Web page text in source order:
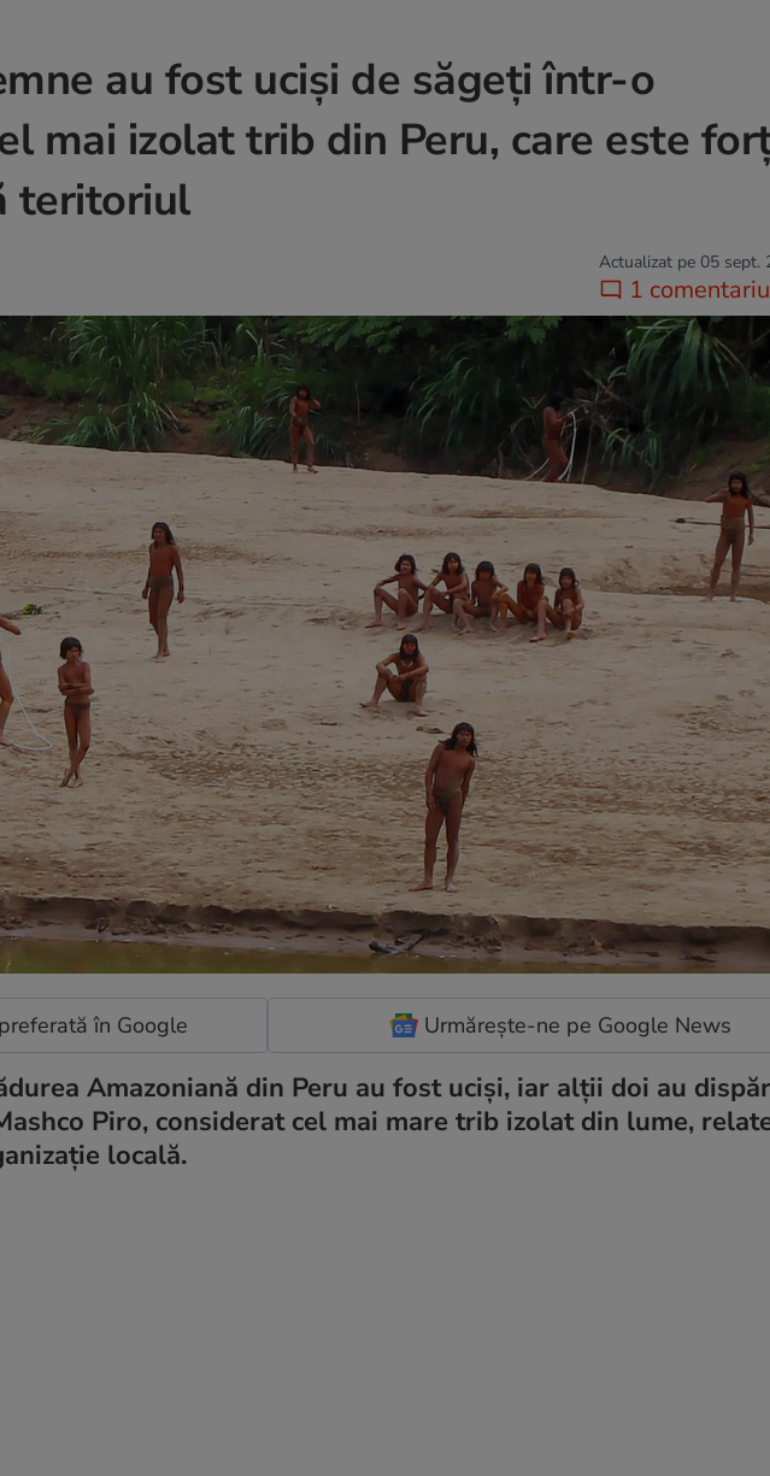
au fost uciși de săgeți într-o
mai izolat trib din Peru, care este
teritoriul
Actualizat pe 05 sept.
1 comentariu
în Google Urmărește-ne pe Google News
Amazoniană din Peru au fost uciși, iar alții doi au
Piro, considerat cel mai mare trib izolat din lume,
locală.